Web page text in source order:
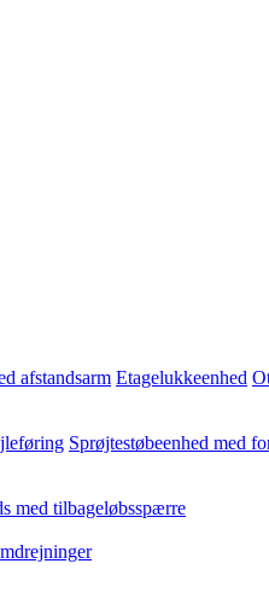
afstandsarm Etagelukkeenhed
Sprøjtestøbeenhed med
med tilbageløbsspærre